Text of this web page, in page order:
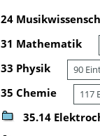
24
31 Mathematik
33 Physik 90
35 Chemie 117
35.14